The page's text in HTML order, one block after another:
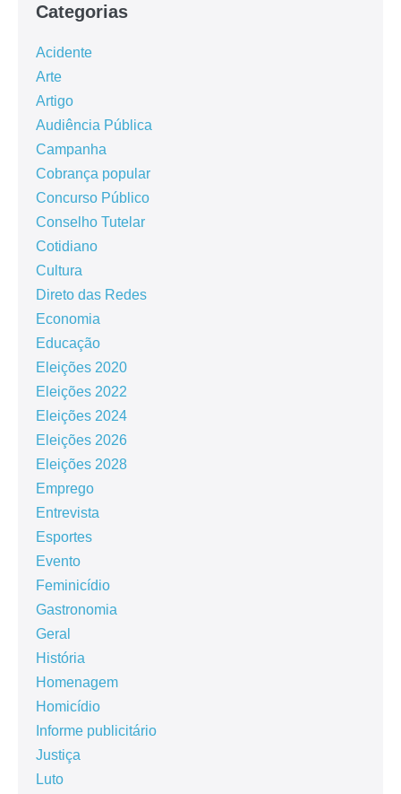
Categorias
Acidente
Arte
Artigo
Audiência Pública
Campanha
Cobrança popular
Concurso Público
Conselho Tutelar
Cotidiano
Cultura
Direto das Redes
Economia
Educação
Eleições 2020
Eleições 2022
Eleições 2024
Eleições 2026
Eleições 2028
Emprego
Entrevista
Esportes
Evento
Feminicídio
Gastronomia
Geral
História
Homenagem
Homicídio
Informe publicitário
Justiça
Luto